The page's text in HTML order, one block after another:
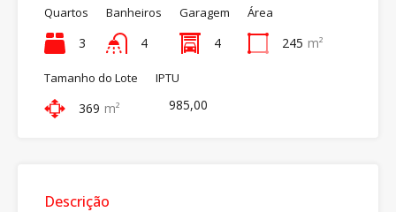
Quartos
3
Banheiros
4
Garagem
4
Área
245 m²
Tamanho do Lote
369 m²
IPTU
985,00
Descrição